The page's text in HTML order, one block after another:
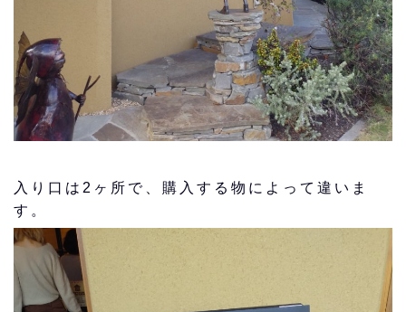
入り口は2ヶ所で、購入する物によって違いま
す。